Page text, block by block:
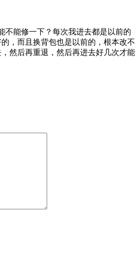
不能修一下？每次我进去都是以前的
，而且换背包也是以前的，根本改不
然后再重退，然后再进去好几次才能